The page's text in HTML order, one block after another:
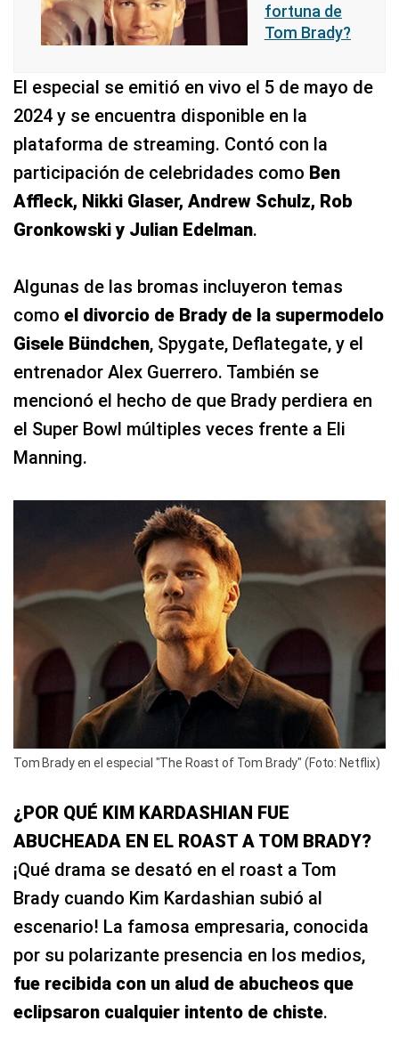
fortuna de
Tom Brady?
El especial se emitió en vivo el 5 de mayo de
2024 y se encuentra disponible en la
plataforma de streaming. Contó con la
participación de celebridades como Ben
Affleck, Nikki Glaser, Andrew Schulz, Rob
Gronkowski y Julian Edelman.
Algunas de las bromas incluyeron temas
como el divorcio de Brady de la supermodelo
Gisele Bündchen, Spygate, Deflategate, y el
entrenador Alex Guerrero. También se
mencionó el hecho de que Brady perdiera en
el Super Bowl múltiples veces frente a Eli
Manning.
Tom Brady en el especial "The Roast of Tom Brady" (Foto: Netflix)
¿POR QUÉ KIM KARDASHIAN FUE
ABUCHEADA EN EL ROAST A TOM BRADY?
¡Qué drama se desató en el roast a Tom
Brady cuando Kim Kardashian subió al
escenario! La famosa empresaria, conocida
por su polarizante presencia en los medios,
fue recibida con un alud de abucheos que
eclipsaron cualquier intento de chiste.